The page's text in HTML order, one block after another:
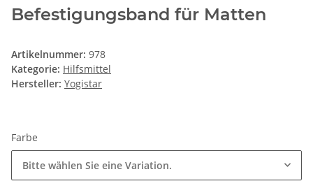
Befestigungsband für Matten
Artikelnummer: 978
Kategorie: Hilfsmittel
Hersteller: Yogistar
Farbe
Bitte wählen Sie eine Variation.